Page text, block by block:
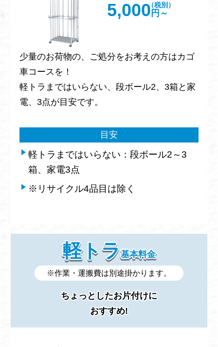
5,000 円～
（税別）
少量のお荷物の、ご処分をお考えの方はカゴ
車コースを！
軽トラまではいらない、段ボール2、3箱と家
電、3点が目安です。
目安
軽トラまではいらない：段ボール2～3
箱、家電3点
※リサイクル4品目は除く
軽トラ基本料金
※作業・運搬費は別途掛かります。
ちょっとしたお片付けに
おすすめ!